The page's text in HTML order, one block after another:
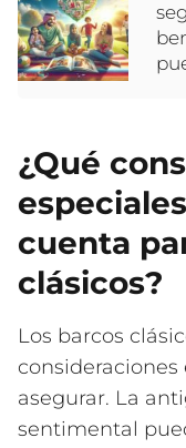
¿Qué
cuenta
clásicos?
Los barcos
asegurar. La
sentimental